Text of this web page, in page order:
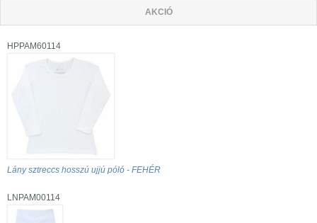
AKCIÓ
HPPAM60114
Lány sztreccs hosszú ujjú póló - FEHÉR
LNPAM00114